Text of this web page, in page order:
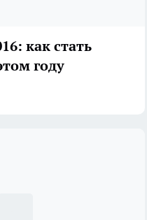
как стать
году